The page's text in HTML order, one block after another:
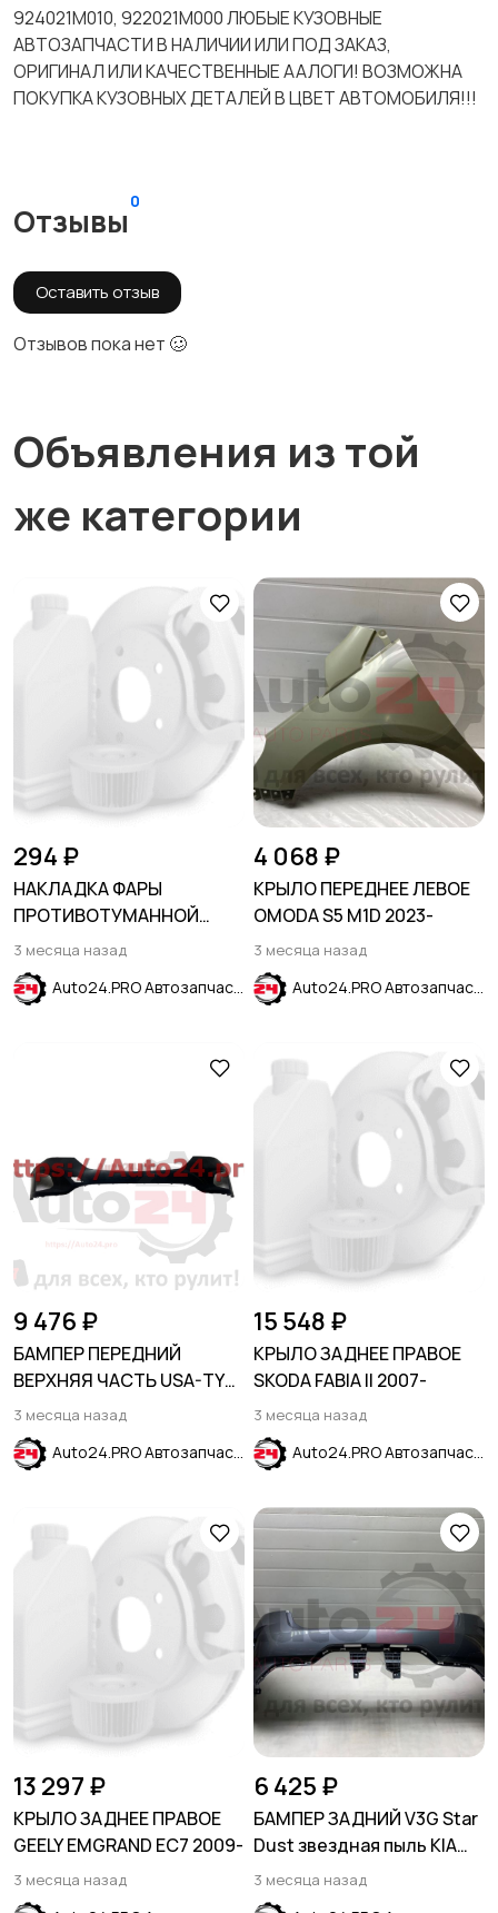
924021M010, 922021M000 ЛЮБЫЕ КУЗОВНЫЕ
АВТОЗАПЧАСТИ В НАЛИЧИИ ИЛИ ПОД ЗАКАЗ,
ОРИГИНАЛ ИЛИ КАЧЕСТВЕННЫЕ ААЛОГИ! ВОЗМОЖНА
ПОКУПКА КУЗОВНЫХ ДЕТАЛЕЙ В ЦВЕТ АВТОМОБИЛЯ!!!
Отзывы
0
Оставить отзыв
Отзывов пока нет 🥴
Объявления из той
же категории
294 ₽
НАКЛАДКА ФАРЫ
ПРОТИВОТУМАННОЙ
ЛЕВАЯ CHANGAN ALSVIN
2018-
3 месяца назад
Auto24.PRO Автозапчасти
4 068 ₽
КРЫЛО ПЕРЕДНЕЕ ЛЕВОЕ
OMODA S5 M1D 2023-
3 месяца назад
Auto24.PRO Автозапчасти
9 476 ₽
БАМПЕР ПЕРЕДНИЙ
ВЕРХНЯЯ ЧАСТЬ USA-TYPE
17-21 CHEVROLET EQUINOX
2017-2021
3 месяца назад
Auto24.PRO Автозапчасти
15 548 ₽
КРЫЛО ЗАДНЕЕ ПРАВОЕ
SKODA FABIA II 2007-
3 месяца назад
Auto24.PRO Автозапчасти
13 297 ₽
КРЫЛО ЗАДНЕЕ ПРАВОЕ
GEELY EMGRAND EC7 2009-
3 месяца назад
6 425 ₽
БАМПЕР ЗАДНИЙ V3G Star
Dust звездная пыль KIA
RIO 2020-2024
3 месяца назад